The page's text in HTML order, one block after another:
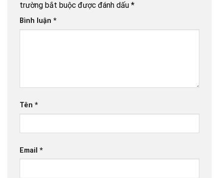
trường bắt buộc được đánh dấu *
Bình luận *
Tên *
Email *